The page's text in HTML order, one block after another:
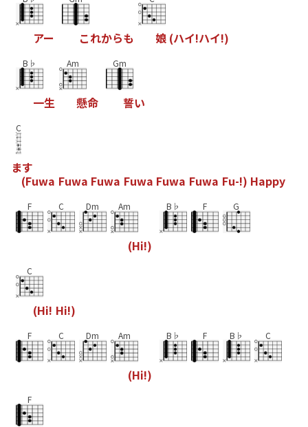
アー これからも 娘 (ハイ!ハイ!)
B♭
一生
Am
懸命
Gm
誓い
C
ます
(Fuwa Fuwa Fuwa Fuwa Fuwa Fuwa Fu-!) Happy
F C Dm Am
(Hi!)
B♭ F G
C
(Hi! Hi!)
F C Dm Am
(Hi!)
B♭ F B♭ C
F